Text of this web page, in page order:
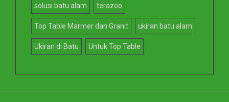
solusi batu alam terazoo
Top Table Marmer dan Granit ukiran batu alam
Ukiran di Batu Untuk Top Table